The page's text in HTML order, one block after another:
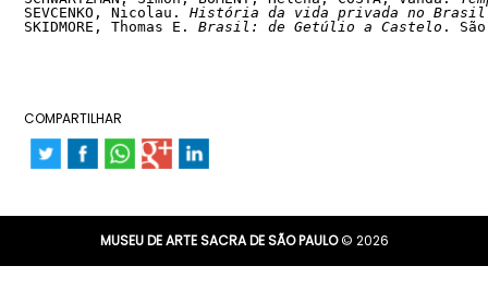
SEVCENKO, Nicolau. História da vida privada no Brasil
SKIDMORE, Thomas E. Brasil: de Getúlio a Castelo .
COMPARTILHAR
MUSEU DE ARTE SACRA DE SÃO PAULO© 2026